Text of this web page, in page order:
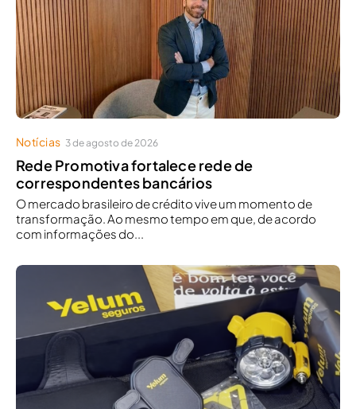
Notícias 3 de agosto de 2026
Rede Promotiva fortalece rede de
correspondentes bancários
O mercado brasileiro de crédito vive um momento de
transformação. Ao mesmo tempo em que, de acordo
com informações do...